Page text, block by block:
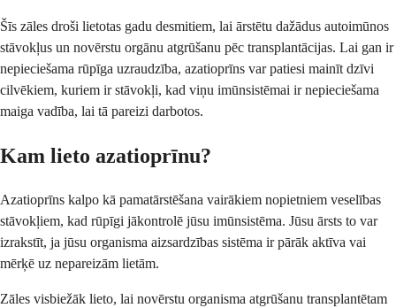
Šīs zāles droši lietotas gadu desmitiem, lai ārstētu dažādus autoimūnos
stāvokļus un novērstu orgānu atgrūšanu pēc transplantācijas. Lai gan ir
nepieciešama rūpīga uzraudzība, azatioprīns var patiesi mainīt dzīvi
cilvēkiem, kuriem ir stāvokļi, kad viņu imūnsistēmai ir nepieciešama
maiga vadība, lai tā pareizi darbotos.
Kam lieto azatioprīnu?
Azatioprīns kalpo kā pamatārstēšana vairākiem nopietniem veselības
stāvokļiem, kad rūpīgi jākontrolē jūsu imūnsistēma. Jūsu ārsts to var
izrakstīt, ja jūsu organisma aizsardzības sistēma ir pārāk aktīva vai
mērķē uz nepareizām lietām.
Zāles visbiežāk lieto, lai novērstu organisma atgrūšanu transplantētam